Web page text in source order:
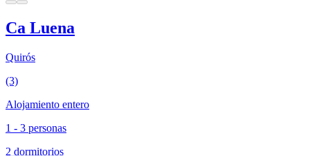
Ca Luena
Quirós
(3)
Alojamiento entero
1 - 3 personas
2 dormitorios